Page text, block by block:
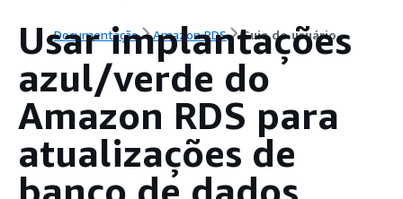
Documentação Amazon RDS Guia do usuário
Usar implantações
azul/verde do
Amazon RDS para
atualizações de
banco de dados